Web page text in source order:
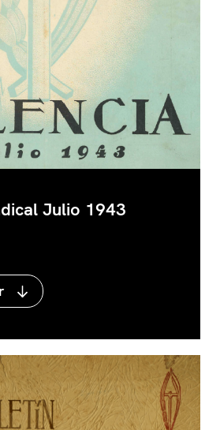
y de vivienda) fueron los
periodo.
Julio 1943